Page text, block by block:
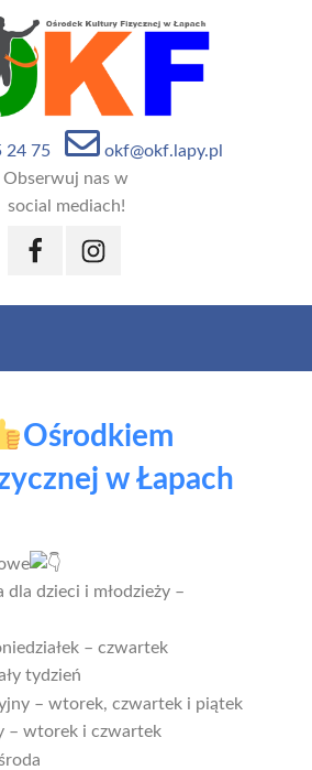
24 75
okf@okf.lapy.pl
Obserwuj nas w
social mediach!
FacebookInstagram
Ośrodkiem
w Łapach
dla dzieci i młodzieży –
– czwartek
tydzień
– wtorek, czwartek i piątek
– wtorek i czwartek